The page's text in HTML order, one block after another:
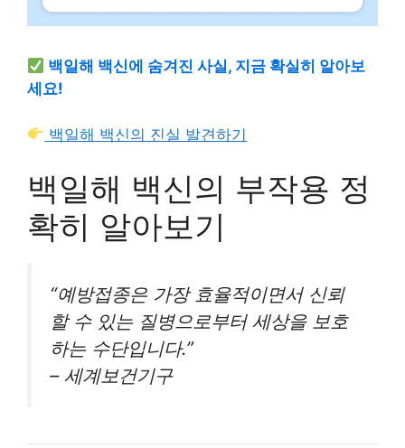
백일해 백신에 숨겨진 사실, 지금 확실히 알아보
세요!
백일해 백신의 진실 발견하기
백일해 백신의 부작용 정
확히 알아보기
“예방접종은 가장 효율적이면서 신뢰
할 수 있는 질병으로부터 세상을 보호
하는 수단입니다.”
– 세계보건기구